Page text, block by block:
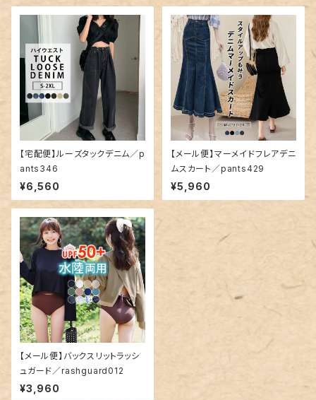
【宅配便】ルーズタックデニム／p
ants346
¥6,560
【メール便】マーメイドフレアデニ
ムスカート／pants429
¥5,960
【メール便】バックスリットラッシ
ュガード／rashguard012
¥3,960